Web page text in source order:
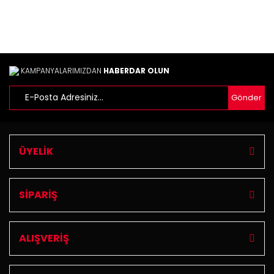
KAMPANYALARIMIZDAN HABERDAR OLUN
Gönder
ÜYELİK
SİPARİŞ
ALIŞVERİŞ